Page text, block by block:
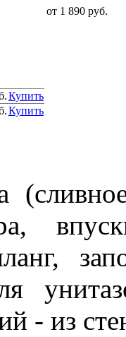
от 1 890 руб.
Купить
Купить
- из